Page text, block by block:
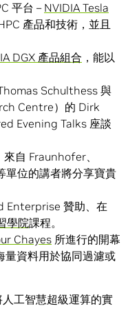
平台 –NVIDIA Tesla
產品和技術，並且
DGX 產品組合 ，能以
Schulthess 與
Centre）的 Dirk
Evening Talks 座談
來自 Fraunhofer、
單位的講者將分享寶貴
Enterprise 贊助、在
學院課程。
Chayes 所進行的開幕
量資料用於協同過濾或
工智慧超級運算的實